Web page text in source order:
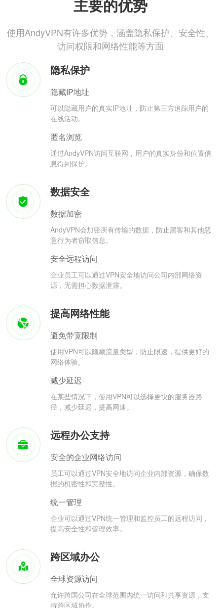
主要的优势
使用AndyVPN有许多优势，涵盖隐私保护、安全性、
访问权限和网络性能等方面
隐私保护
隐藏IP地址
可以隐藏用户的真实IP地址，防止第三方追踪用户的
在线活动。
匿名浏览
通过AndyVPN访问互联网，用户的真实身份和位置信
息得到保护。
数据安全
数据加密
AndyVPN会加密所有传输的数据，防止黑客和其他恶
意行为者窃取信息。
安全远程访问
企业员工可以通过VPN安全地访问公司内部网络资
源，无需担心数据泄露。
提高网络性能
避免带宽限制
使用VPN可以隐藏流量类型，防止限速，提供更好的
网络体验。
减少延迟
在某些情况下，使用VPN可以选择更快的服务器路
径，减少延迟，提高网速。
远程办公支持
安全的企业网络访问
员工可以通过VPN安全地访问企业内部资源，确保数
据的机密性和完整性。
统一管理
企业可以通过VPN统一管理和监控员工的远程访问，
提高安全性和管理效率。
跨区域办公
全球资源访问
允许跨国公司在全球范围内统一访问和共享资源，支
持跨区域协作。